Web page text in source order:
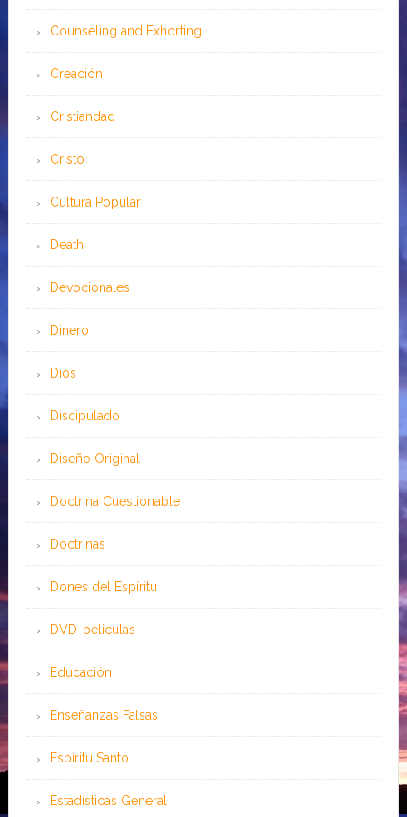
Counseling and Exhorting
Creación
Cristiandad
Cristo
Cultura Popular
Death
Devocionales
Dinero
Dios
Discipulado
Diseño Original
Doctrina Cuestionable
Doctrinas
Dones del Espíritu
DVD-peliculas
Educación
Enseñanzas Falsas
Espíritu Santo
Estadísticas General